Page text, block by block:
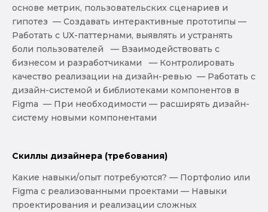
основе метрик, пользовательских сценариев и
гипотез — Создавать интерактивные прототипы —
Работать с UX-паттернами, выявлять и устранять
боли пользователей — Взаимодействовать с
бизнесом и разработчиками — Контролировать
качество реализации на дизайн-ревью — Работать с
дизайн-системой и библиотеками компонентов в
Figma — При необходимости — расширять дизайн-
систему новыми компонентами
Скиллы дизайнера (требования)
Какие навыки/опыт потребуются? — Портфолио или
Figma с реализованными проектами — Навыки
проектирования и реализации сложных